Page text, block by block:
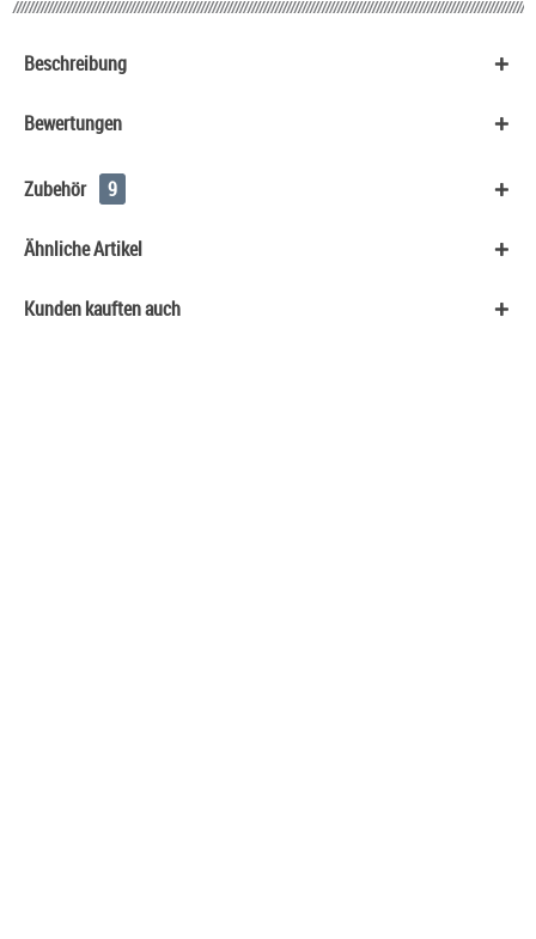
Beschreibung
Bewertungen
Zubehör 9
Ähnliche Artikel
Kunden kauften auch